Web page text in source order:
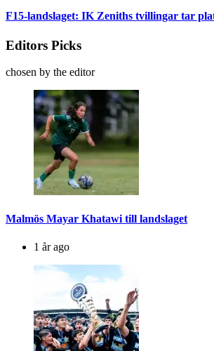
F15-landslaget: IK Zeniths tvillingar tar
Editors Picks
chosen by the editor
Malmös Mayar Khatawi till landslaget
1 år ago